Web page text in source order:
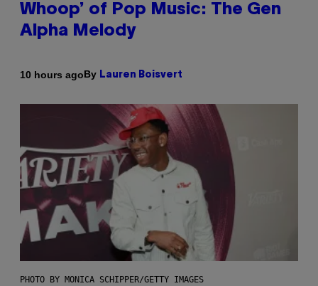
Whoop’ of Pop Music: The Gen
Alpha Melody
10 hours agoBy Lauren Boisvert
PHOTO BY MONICA SCHIPPER/GETTY IMAGES